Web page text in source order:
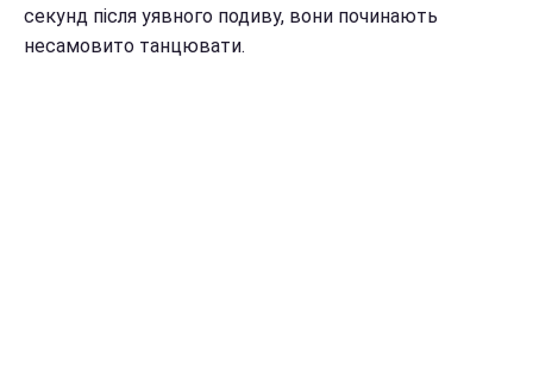
секунд після уявного подиву, вони починають
несамовито танцювати.